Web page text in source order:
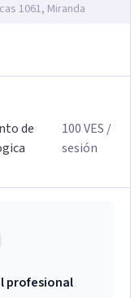
1061, Miranda
de
100VES /
sesión
profesional